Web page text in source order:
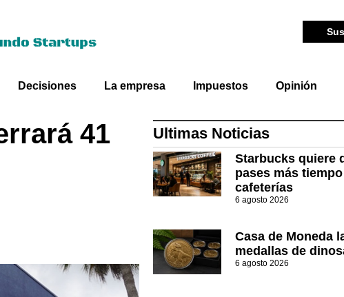
Decisiones La empresa Impuestos Opinión
41
Ultimas Noticias
Starbucks quiere
pases más
cafeterías
6 agosto 2026
Casa de Moneda
medallas de
6 agosto 2026